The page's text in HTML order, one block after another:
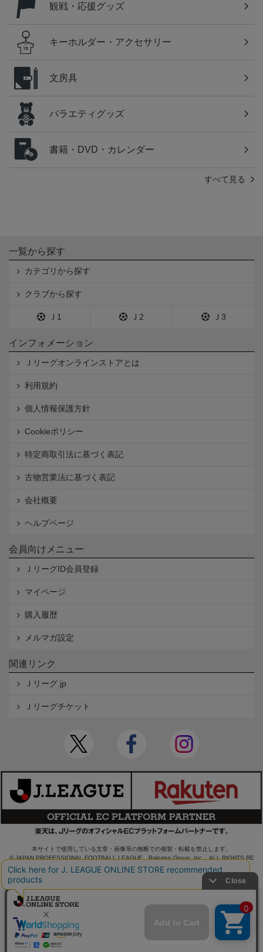
観戦・応援グッズ
キーホルダー・アクセサリー
文房具
バラエティグッズ
書籍・DVD・カレンダー
すべて見る
一覧から探す
カテゴリから探す
クラブから探す
Ｊ1 Ｊ2 Ｊ3
インフォメーション
Ｊリーグオンラインストアとは
利用規約
個人情報保護方針
Cookieポリシー
特定商取引法に基づく表記
古物営業法に基づく表記
会社概要
ヘルプページ
会員向けメニュー
ＪリーグID会員登録
マイページ
購入履歴
メルマガ設定
関連リンク
Ｊリーグ.jp
Ｊリーグチケット
本サイトで使用している文章・画像等の無断での複製・転載を禁止します。
© JAPAN PROFESSIONAL FOOTBALL LEAGUE Rakuten Group, Inc. ALL RIGHTS RE
SERVED.